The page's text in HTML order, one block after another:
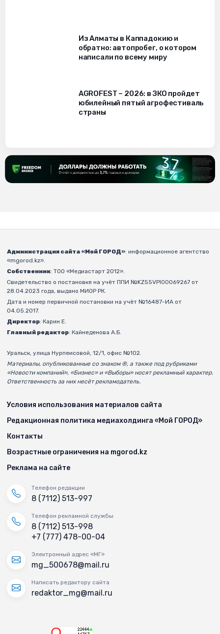
Из Алматы в Каппадокию и
обратно: автопробег, о котором
написали по всему миру
AGROFEST – 2026: в ЗКО пройдет
юбилейный пятый агрофестиваль
страны
Администрация сайта «Мой ГОРОД»: информационное агентство
«mgorod.kz».
Собственник: ТОО «Медиастарт 2012».
Свидетельство о постановке на учёт ППИ №KZ55VPI00069267 от
28.04.2023 года, выдано МИОР РК.
Дата и номер первичной постановки на учёт №16487-ИА от
04.05.2017.
Директор: Карин Е.
Главный редактор: Кайнеденова А.Б.
Уральск, улица Нурпеисовой, 12/1, офис №102.
Материалы, опубликованные со знаком ®, а также под рубриками
«Новости компаний», «Бизнес» и «Выборы» носят рекламный характер.
Ответственность за них несёт рекламодатель.
Условия использования материалов сайта
Редакционная политика медиахолдинга «Мой ГОРОД»
Контакты
Возрастные ограничения на mgorod.kz
Реклама на сайте
Телефон редакции
8 (7112) 513-997
Телефон рекламной службы
8 (7112) 513-998
+7 (777) 478-00-04
Электронный адрес «МГ»
mg_500678@mail.ru
Написать редактору сайта
redaktor_mg@mail.ru